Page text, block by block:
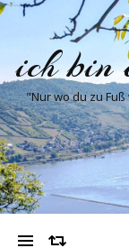
ich bin
"Nur wo du zu